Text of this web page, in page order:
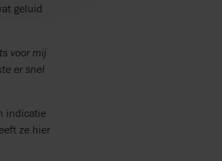
geluid
voor mij
er snel
indicatie
ze hier